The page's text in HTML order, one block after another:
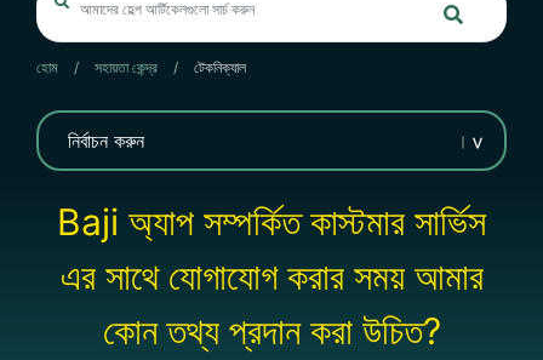
হোম / সহায়তা কেন্দ্র / টেকনিক্যাল
Baji অ্যাপ সম্পর্কিত কাস্টমার সার্ভিস
এর সাথে যোগাযোগ করার সময় আমার
কোন তথ্য প্রদান করা উচিত?